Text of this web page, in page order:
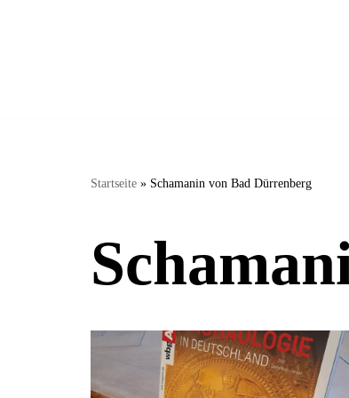
Startseite » Schamanin von Bad Dürrenberg